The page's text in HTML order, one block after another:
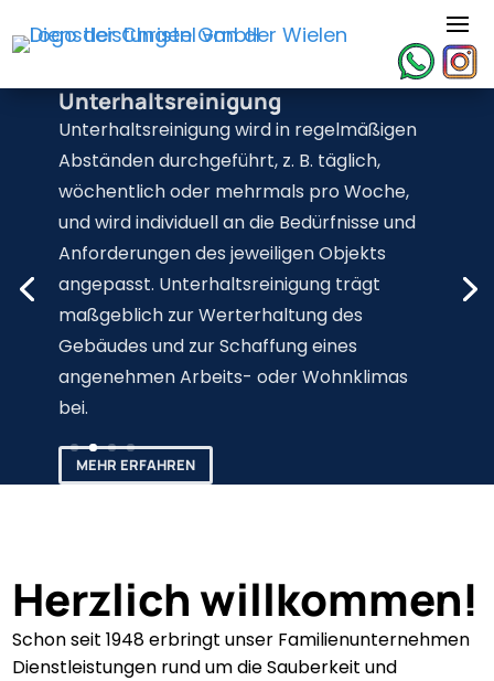
Unterhaltsreinigung
Unterhaltsreinigung wird in regelmäßigen
Abständen durchgeführt, z. B. täglich,
wöchentlich oder mehrmals pro Woche,
und wird individuell an die Bedürfnisse und
Anforderungen des jeweiligen Objekts
angepasst. Unterhaltsreinigung trägt
maßgeblich zur Werterhaltung des
Gebäudes und zur Schaffung eines
angenehmen Arbeits- oder Wohnklimas
bei.
MEHR ERFAHREN
Herzlich willkommen!
Schon seit 1948 erbringt unser Familienunternehmen
Dienstleistungen rund um die Sauberkeit und